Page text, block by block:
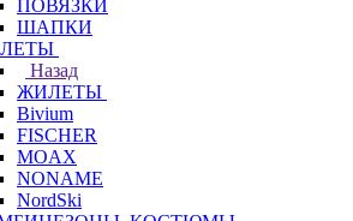
ПОВЯЗКИ
ШАПКИ
Назад
ЖИЛЕТЫ
Bivium
FISCHER
MOAX
NONAME
NordSki